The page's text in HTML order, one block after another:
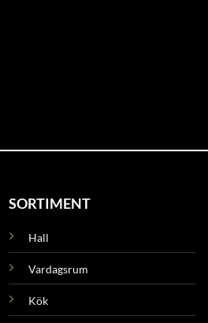
SORTIMENT
Hall
Vardagsrum
Kök